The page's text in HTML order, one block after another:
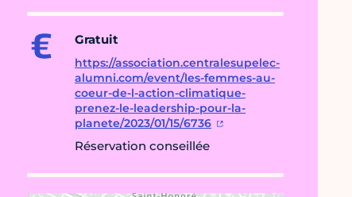
Gratuit
https://association.centralesupelec-
alumni.com/event/les-femmes-au-
coeur-de-l-action-climatique-
prenez-le-leadership-pour-la-
planete/2023/01/15/6736
Réservation conseillée